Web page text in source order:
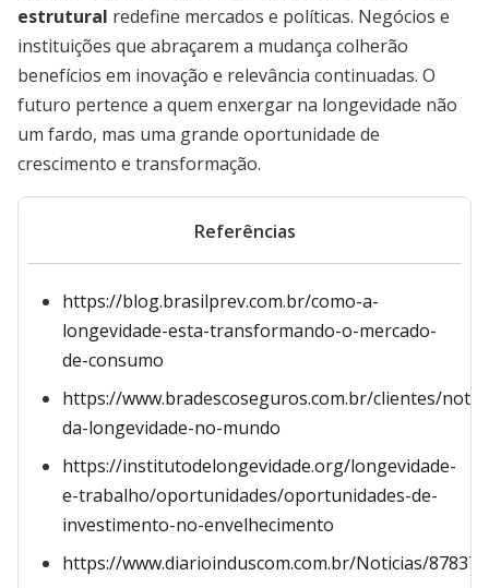
estrutural redefine mercados e políticas. Negócios e
instituições que abraçarem a mudança colherão
benefícios em inovação e relevância continuadas. O
futuro pertence a quem enxergar na longevidade não
um fardo, mas uma grande oportunidade de
crescimento e transformação.
Referências
https://blog.brasilprev.com.br/como-a-
longevidade-esta-transformando-o-mercado-
de-consumo
https://www.bradescoseguros.com.br/clientes/
da-longevidade-no-mundo
https://institutodelongevidade.org/longevidade-
e-trabalho/oportunidades/oportunidades-de-
investimento-no-envelhecimento
https://www.diarioinduscom.com.br/Noticias/